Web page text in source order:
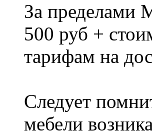
За пределами
500 руб +
тарифам на
Следует
мебели